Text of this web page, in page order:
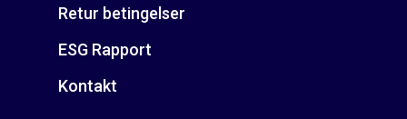
Retur betingelser
ESG Rapport
Kontakt